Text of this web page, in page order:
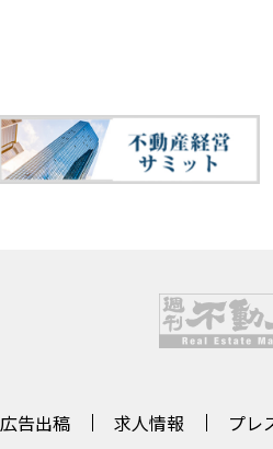
広告出稿 求人情報 プレ